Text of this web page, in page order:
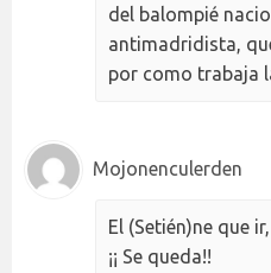
del balompié
antimadridista,
por como trabaja
Mojonenculerden
El (Setién)ne que
¡¡ Se queda!!